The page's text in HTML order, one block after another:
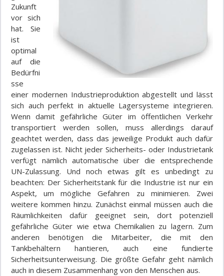
Zukunft
vor sich
hat. Sie
ist
optimal
auf die
Bedürfni
sse
einer modernen Industrieproduktion abgestellt und lässt
sich auch perfekt in aktuelle Lagersysteme integrieren.
Wenn damit gefährliche Güter im öffentlichen Verkehr
transportiert werden sollen, muss allerdings darauf
geachtet werden, dass das jeweilige Produkt auch dafür
zugelassen ist. Nicht jeder Sicherheits- oder Industrietank
verfügt nämlich automatische über die entsprechende
UN-Zulassung. Und noch etwas gilt es unbedingt zu
beachten: Der Sicherheitstank für die Industrie ist nur ein
Aspekt, um mögliche Gefahren zu minimieren. Zwei
weitere kommen hinzu. Zunächst einmal müssen auch die
Räumlichkeiten dafür geeignet sein, dort potenziell
gefährliche Güter wie etwa Chemikalien zu lagern. Zum
anderen benötigen die Mitarbeiter, die mit den
Tankbehältern hantieren, auch eine fundierte
Sicherheitsunterweisung. Die größte Gefahr geht nämlich
auch in diesem Zusammenhang von den Menschen aus.